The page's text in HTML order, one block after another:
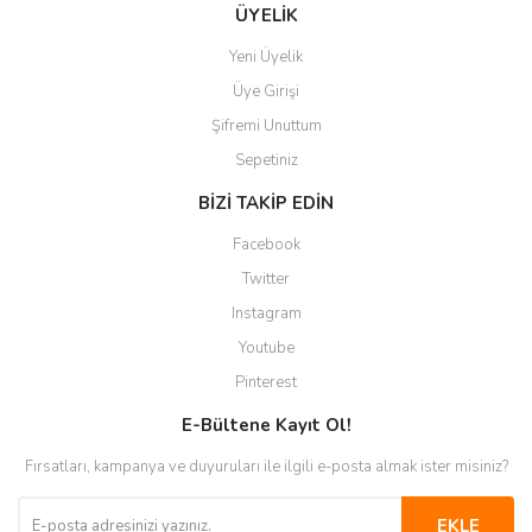
Gönder
ÜYELİK
Yeni Üyelik
Üye Girişi
Şifremi Unuttum
Sepetiniz
BİZİ TAKİP EDİN
Facebook
Twitter
Instagram
Youtube
Pinterest
E-Bültene Kayıt Ol!
Fırsatları, kampanya ve duyuruları ile ilgili e-posta almak ister misiniz?
EKLE